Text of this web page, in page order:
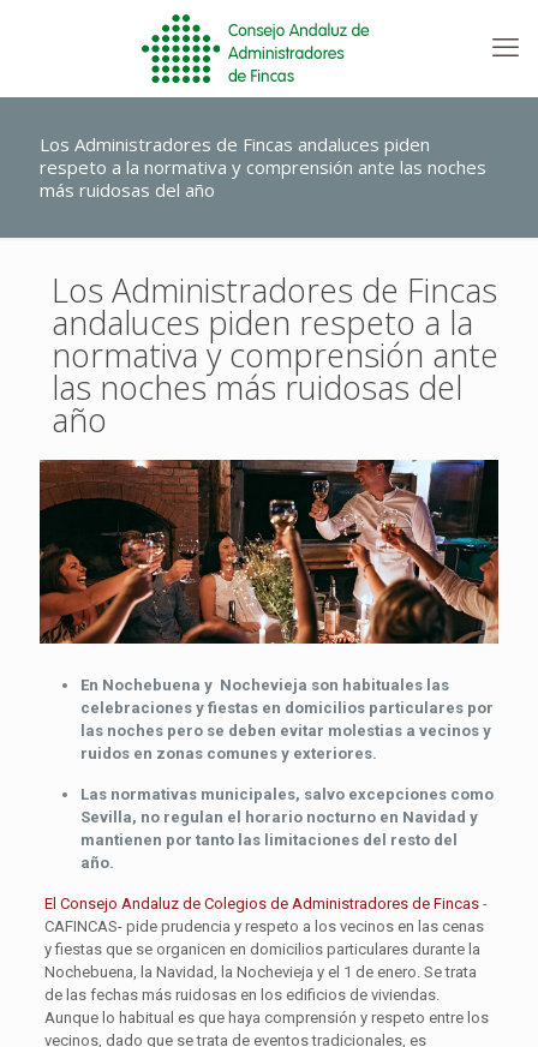
Los Administradores de Fincas andaluces piden
respeto a la normativa y comprensión ante las noches
más ruidosas del año
Los Administradores de Fincas
andaluces piden respeto a la
normativa y comprensión ante
las noches más ruidosas del
año
En Nochebuena y Nochevieja son habituales las
celebraciones y fiestas en domicilios particulares por
las noches pero se deben evitar molestias a vecinos y
ruidos en zonas comunes y exteriores.
Las normativas municipales, salvo excepciones como
Sevilla, no regulan el horario nocturno en Navidad y
mantienen por tanto las limitaciones del resto del
año.
El Consejo Andaluz de Colegios de Administradores de Fincas-
CAFINCAS- pide prudencia y respeto a los vecinos en las cenas
y fiestas que se organicen en domicilios particulares durante la
Nochebuena, la Navidad, la Nochevieja y el 1 de enero. Se trata
de las fechas más ruidosas en los edificios de viviendas.
Aunque lo habitual es que haya comprensión y respeto entre los
vecinos, dado que se trata de eventos tradicionales, es